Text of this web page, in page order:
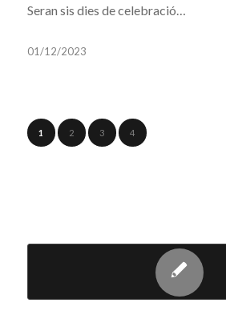
Seran sis dies de celebració…
01/12/2023
1 2 3 4